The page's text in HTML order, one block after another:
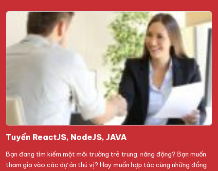
Tuyển ReactJS, NodeJS, JAVA
Bạn đang tìm kiếm một môi trường trẻ trung, năng động? Bạn muốn
tham gia vào các dự án thú vị? Hay muốn hợp tác cùng những đồng